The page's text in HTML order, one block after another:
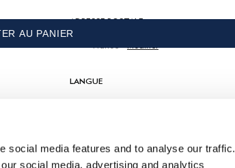
social media features and to analyse our traffic.
social media, advertising and analytics
AU PANIER
ADRESSE POSTALE
LANGUE